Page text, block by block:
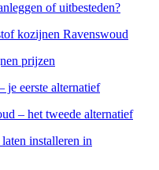
of uitbesteden?
kozijnen Ravenswoud
prijzen
je eerste alternatief
– het tweede alternatief
installeren in